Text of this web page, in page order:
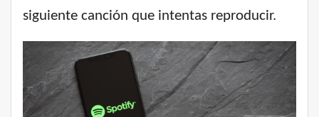
siguiente canción que intentas reproducir.